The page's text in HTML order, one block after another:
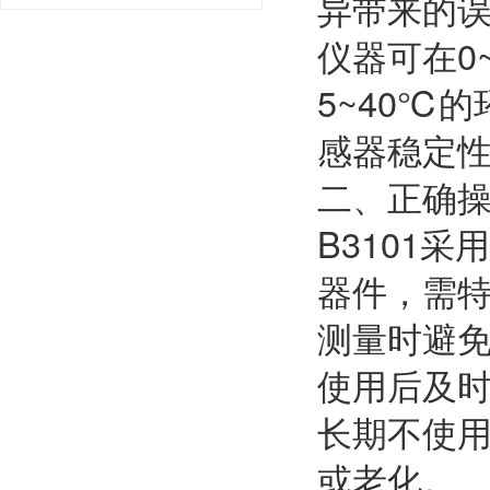
仪器可在
5~40℃的
感器稳定
二、正确
B3101采
器件，需
测量时避
使用后及
长期不使
或老化。